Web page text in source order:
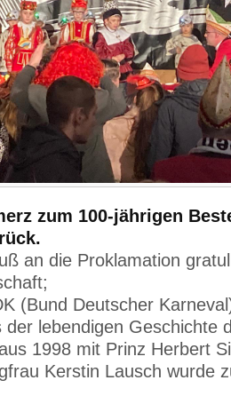
zum 100-jährigen
an die Proklamation
(Bund Deutscher
der lebendigen Geschichte
1998 mit Prinz Herbert
Kerstin Lausch wurde